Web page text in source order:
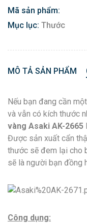
Mã sản phẩm:
Mục lục: Thước
MÔ TẢ SẢN PHẨM
Nếu bạn đang cần
và vẫn có kích thước
vàng Asaki AK-2665
Được sản xuất cẩn
thước sẽ đem lại cho
sẽ là người bạn đồng
Công dụng: